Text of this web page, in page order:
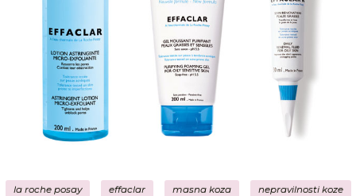
la roche posay effaclar masna koza nepravilnosti koze